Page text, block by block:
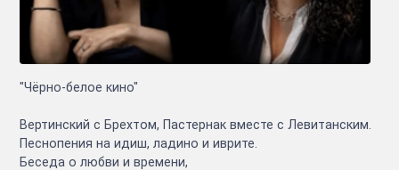
"Чёрно-белое кино"
Вертинский с Брехтом, Пастернак вместе с Левитанским.
Песнопения на идиш, ладино и иврите.
Беседа о любви и времени,